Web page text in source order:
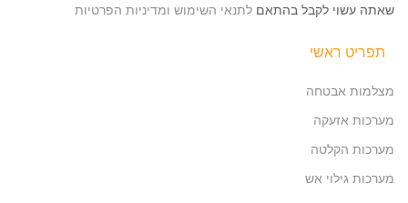
שאתה עשוי לקבל בהתאם לתנאי השימוש ומדיניות הפרטיות
תפריט ראשי
מצלמות אבטחה
מערכות אזעקה
מערכות הקלטה
מערכות גילוי אש